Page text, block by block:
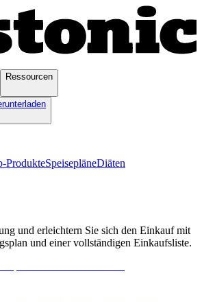
Ressourcen
ProdukteSpeisepläneDiäten
und erleichtern Sie sich den Einkauf mit
und einer vollständigen Einkaufsliste.